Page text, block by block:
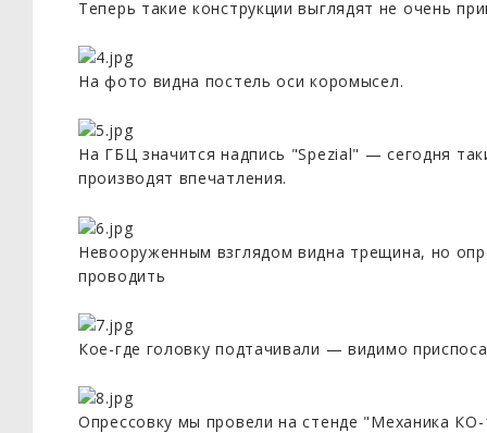
Теперь такие конструкции выглядят не очень
На фото видна постель оси коромысел.
На ГБЦ значится надпись "Spezial" — сегодня
производят впечатления.
Невооруженным взглядом видна трещина, но
проводить
Кое-где головку подтачивали — видимо
Опрессовку мы провели на стенде "Механика